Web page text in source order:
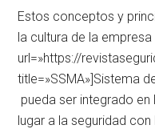
Estos conceptos y
la cultura de la empresa
url=»https://
title=»SSMA»]Sistema
pueda ser integrado
lugar a la seguridad